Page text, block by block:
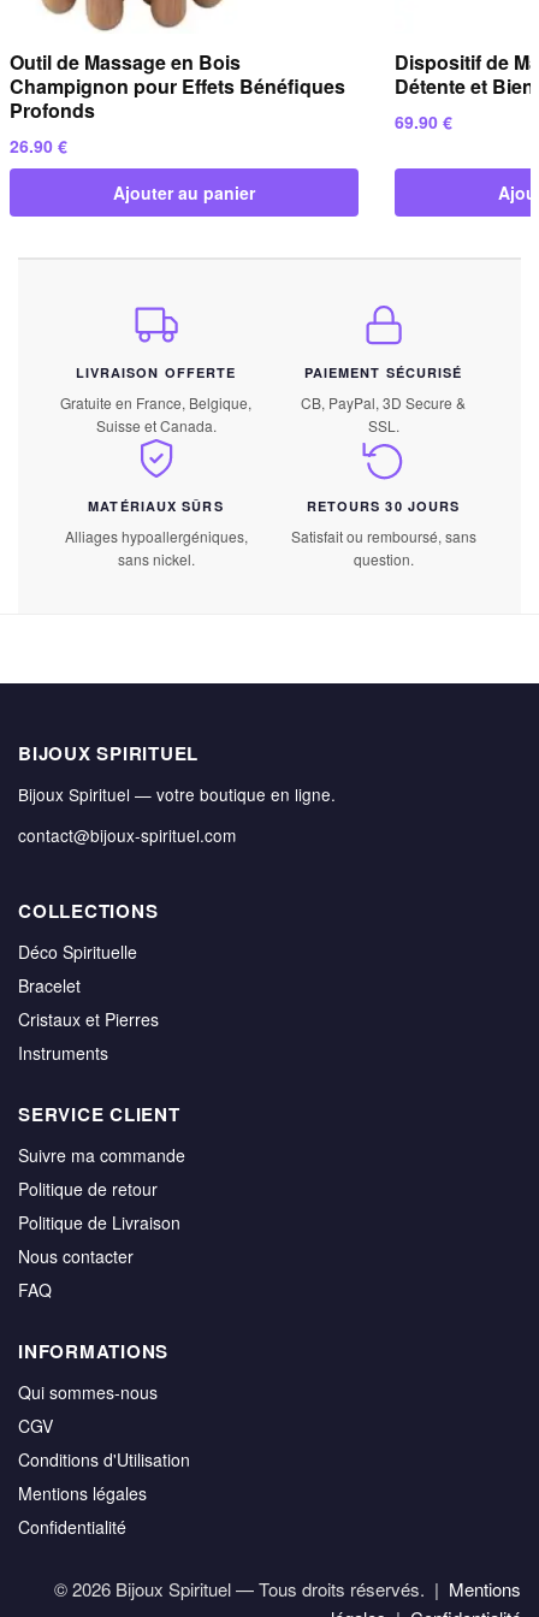
Outil de Massage en Bois
Champignon pour Effets Bénéfiques
Profonds
26.90 €
Ajouter au panier
Dispositif de
Détente et
69.90 €
LIVRAISON OFFERTE
Gratuite en France, Belgique,
Suisse et Canada.
PAIEMENT SÉCURISÉ
CB, PayPal, 3D Secure &
SSL.
MATÉRIAUX SÛRS
Alliages hypoallergéniques,
sans nickel.
RETOURS 30 JOURS
Satisfait ou remboursé, sans
question.
BIJOUX SPIRITUEL
Bijoux Spirituel — votre boutique en ligne.
contact@bijoux-spirituel.com
COLLECTIONS
Déco Spirituelle
Bracelet
Cristaux et Pierres
Instruments
SERVICE CLIENT
Suivre ma commande
Politique de retour
Politique de Livraison
Nous contacter
FAQ
INFORMATIONS
Qui sommes-nous
CGV
Conditions d'Utilisation
Mentions légales
Confidentialité
© 2026 Bijoux Spirituel — Tous droits réservés. | Mentions